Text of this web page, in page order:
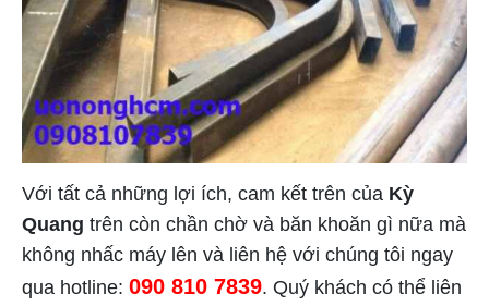
Với tất cả những lợi ích, cam kết trên của Kỳ
Quang trên còn chần chờ và băn khoăn gì nữa mà
không nhấc máy lên và liên hệ với chúng tôi ngay
qua hotline: 090 810 7839. Quý khách có thể liên